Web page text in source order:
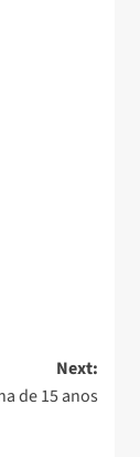
Next:
de 15 anos